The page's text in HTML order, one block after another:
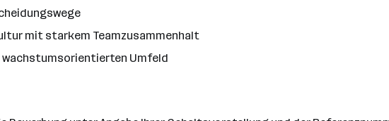
mit starkem Teamzusammenhalt
Umfeld